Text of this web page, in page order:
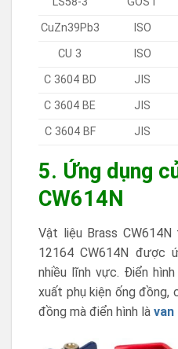
CuZn39Pb3
ISO
CU 3
ISO
C 3604 BD
JIS
C 3604 BE
JIS
C 3604 BF
JIS
5. Ứng dụng
CW614N
Vật liệu Brass
12164 CW614N được
nhiều lĩnh vực. Điển
xuất phụ kiện ống đồng,
đồng mà điển hình là van